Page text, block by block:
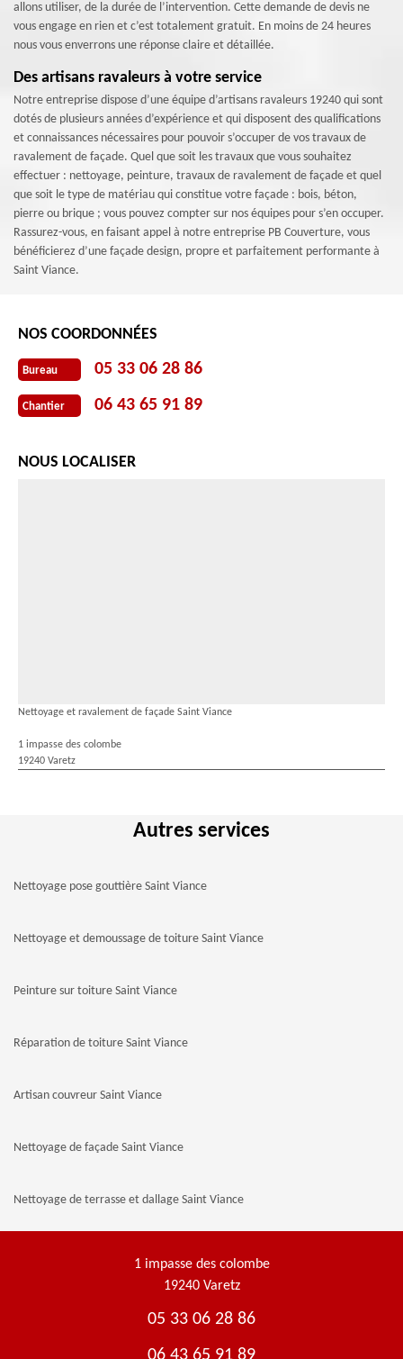
allons utiliser, de la durée de l’intervention. Cette demande de devis ne
vous engage en rien et c’est totalement gratuit. En moins de 24 heures
nous vous enverrons une réponse claire et détaillée.
Des artisans ravaleurs à votre service
Notre entreprise dispose d’une équipe d’artisans ravaleurs 19240 qui sont
dotés de plusieurs années d’expérience et qui disposent des qualifications
et connaissances nécessaires pour pouvoir s’occuper de vos travaux de
ravalement de façade. Quel que soit les travaux que vous souhaitez
effectuer : nettoyage, peinture, travaux de ravalement de façade et quel
que soit le type de matériau qui constitue votre façade : bois, béton,
pierre ou brique ; vous pouvez compter sur nos équipes pour s’en occuper.
Rassurez-vous, en faisant appel à notre entreprise PB Couverture, vous
bénéficierez d’une façade design, propre et parfaitement performante à
Saint Viance.
NOS COORDONNÉES
Bureau 05 33 06 28 86
Chantier 06 43 65 91 89
NOUS LOCALISER
Nettoyage et ravalement de façade Saint Viance
1 impasse des colombe
19240 Varetz
Autres services
Nettoyage pose gouttière Saint Viance
Nettoyage et demoussage de toiture Saint Viance
Peinture sur toiture Saint Viance
Réparation de toiture Saint Viance
Artisan couvreur Saint Viance
Nettoyage de façade Saint Viance
Nettoyage de terrasse et dallage Saint Viance
1 impasse des colombe
19240 Varetz
05 33 06 28 86
06 43 65 91 89